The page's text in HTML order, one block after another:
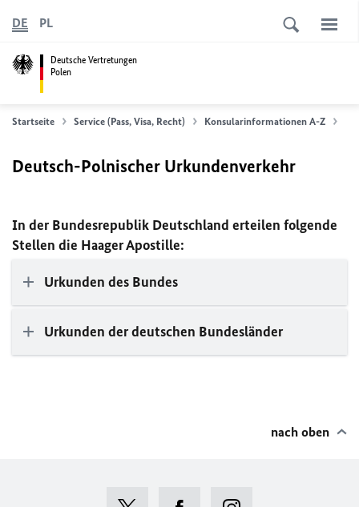
Deutsche Vertretungen
Polen
DE PL
Startseite Service (Pass, Visa, Recht) Konsularinformationen A-Z
Deutsch-Polnischer Urkundenverkehr
In der Bundesrepublik Deutschland erteilen folgende
Stellen die Haager Apostille:
Urkunden des Bundes
Urkunden der deutschen Bundesländer
nach oben